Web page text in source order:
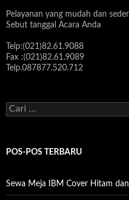
Pelayanan yang mudah dan
Sebut tanggal Acara Anda
Telp:(021)82.61.9088
Fax :(021)82.61.9089
Telp.087877.520.712
Cari
untuk:
POS-POS TERBARU
Sewa Meja IBM Cover Hitam